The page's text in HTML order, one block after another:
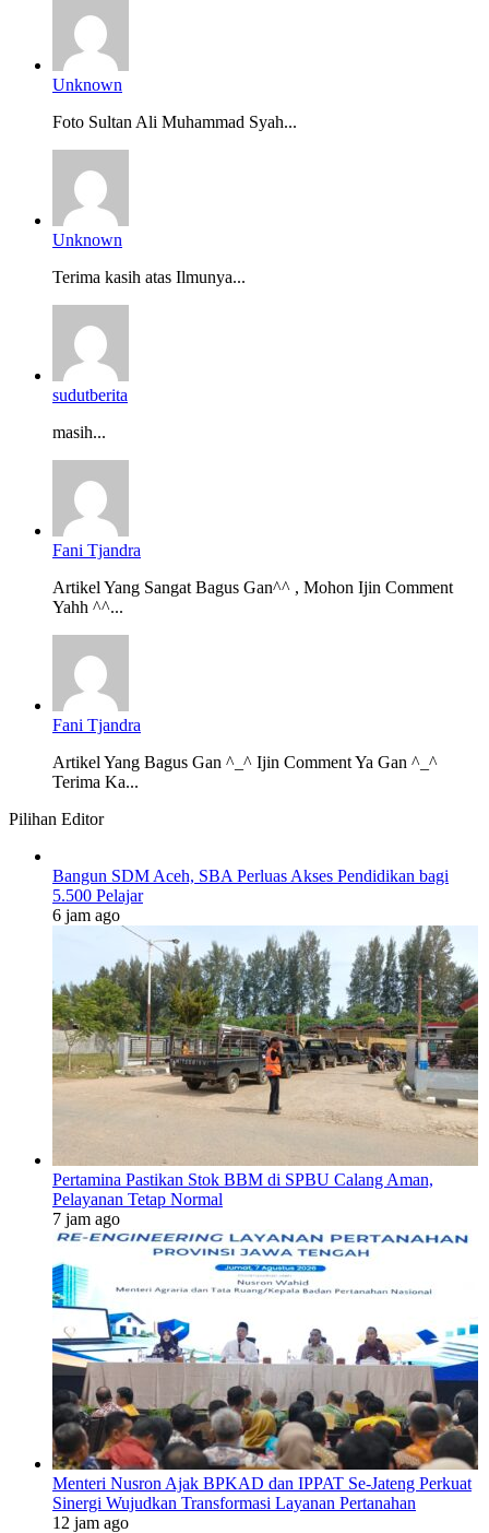
Unknown
Foto Sultan Ali Muhammad Syah...
Unknown
Terima kasih atas Ilmunya...
sudutberita
masih...
Fani Tjandra
Artikel Yang Sangat Bagus Gan^^ , Mohon Ijin Comment
Yahh ^^...
Fani Tjandra
Artikel Yang Bagus Gan ^_^ Ijin Comment Ya Gan ^_^
Terima Ka...
Pilihan Editor
Bangun SDM Aceh, SBA Perluas Akses Pendidikan bagi
5.500 Pelajar
6 jam ago
Pertamina Pastikan Stok BBM di SPBU Calang Aman,
Pelayanan Tetap Normal
7 jam ago
Menteri Nusron Ajak BPKAD dan IPPAT Se-Jateng Perkuat
Sinergi Wujudkan Transformasi Layanan Pertanahan
12 jam ago